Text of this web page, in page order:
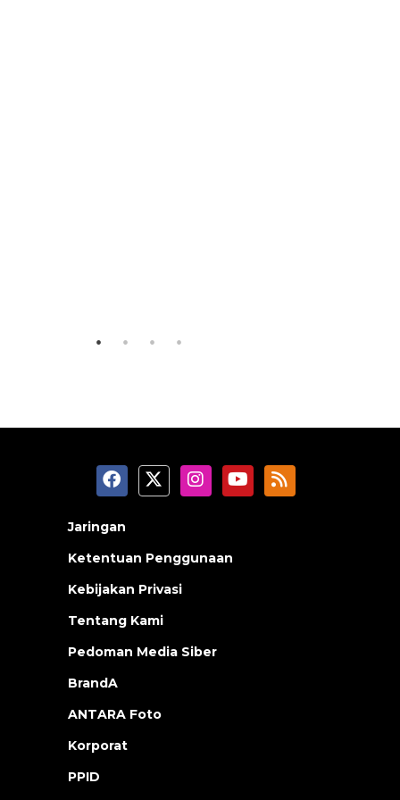
Jaringan
Ketentuan Penggunaan
Kebijakan Privasi
Tentang Kami
Pedoman Media Siber
BrandA
ANTARA Foto
Korporat
PPID